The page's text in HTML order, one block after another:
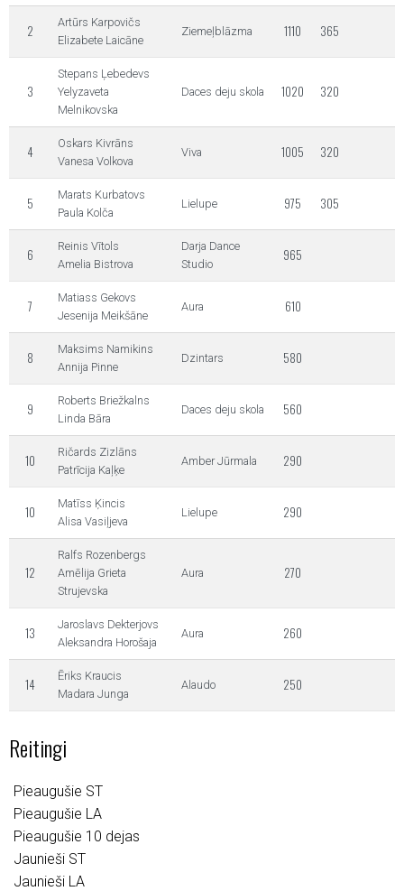
2
Artūrs Karpovičs
Elizabete Laicāne
Ziemeļblāzma 1110 365
3
Stepans Ļebedevs
Yelyzaveta
Melnikovska
Daces deju skola 1020 320
4
Oskars Kivrāns
Vanesa Volkova
Viva 1005 320
5
Marats Kurbatovs
Paula Kolča
Lielupe 975 305
6
Reinis Vītols
Amelia Bistrova
Darja Dance
Studio
965
7
Matiass Gekovs
Jesenija Meikšāne
Aura 610
8
Maksims Namikins
Annija Pinne
Dzintars 580
9
Roberts Briežkalns
Linda Bāra
Daces deju skola 560
10
Ričards Zizlāns
Patrīcija Kaļķe
Amber Jūrmala 290
10
Matīss Ķincis
Alisa Vasiļjeva
Lielupe 290
12
Ralfs Rozenbergs
Amēlija Grieta
Strujevska
Aura 270
13
Jaroslavs Dekterjovs
Aleksandra Horošaja
Aura 260
14
Ēriks Kraucis
Madara Junga
Alaudo 250
Reitingi
Pieaugušie ST
Pieaugušie LA
Pieaugušie 10 dejas
Jaunieši ST
Jaunieši LA